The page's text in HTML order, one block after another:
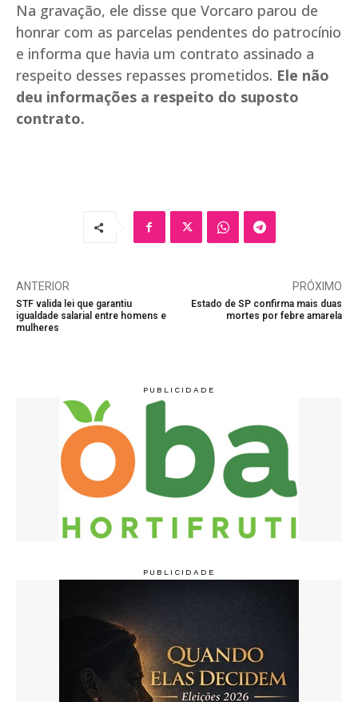
Na gravação, ele disse que Vorcaro parou de
honrar com as parcelas pendentes do patrocínio
e informa que havia um contrato assinado a
respeito desses repasses prometidos. Ele não
deu informações a respeito do suposto
contrato.
ANTERIOR
STF valida lei que garantiu
igualdade salarial entre homens e
mulheres
PRÓXIMO
Estado de SP confirma mais duas
mortes por febre amarela